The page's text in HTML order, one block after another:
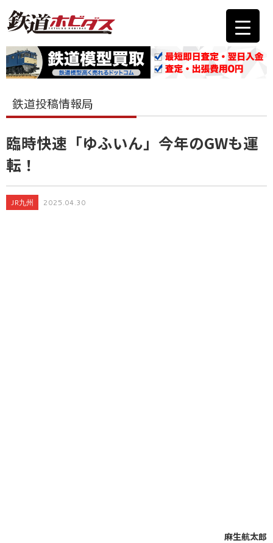
鉄道投稿情報局
臨時快速「ゆふいん」今年のGWも運
転！
JR九州 2025.04.30
麻生航太郎